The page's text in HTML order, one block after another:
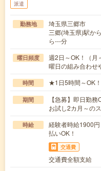
派遣
勤務地
埼玉県三郷市
三郷(埼玉県)駅か
ら---分
曜日頻度
週2日～OK！（月
曜日の組み合わせ
時間 ★1日5時間～OK！
期間
【急募】即日勤
お試し2カ月～の
時給
経験者時給1900
払いOK！
交通費
交通費全額支給